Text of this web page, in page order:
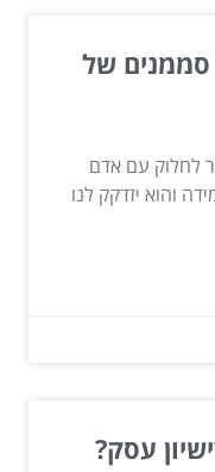
כרטיס ביקור יוקרתי – 8 סממנים של
לחלוק עם אדם
והוא יזדקק לנו
עסק?